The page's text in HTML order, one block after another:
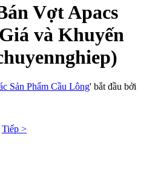
Vợt Apacs
và Khuyến
Sản Phẩm Cầu Lông' bắt đầu bởi
Tiếp >